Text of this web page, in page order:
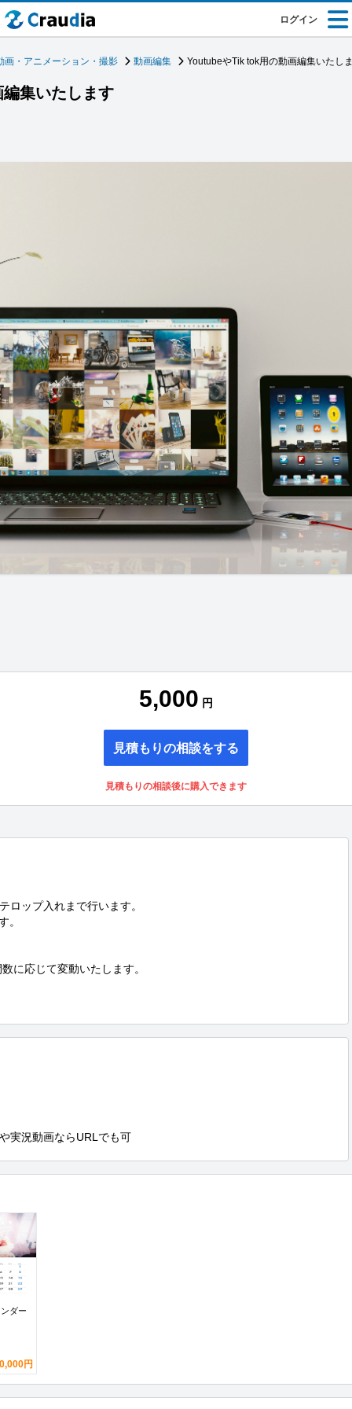
ログイン
画・アニメーション・撮影 動画編集 YoutubeやTik tok用の動画編集いたし
集いたします
5,000 円
見積もりの相談をする
見積もりの相談後に購入できます
ロップ入れまで行います。
。
に応じて変動いたします。
実況動画ならURLでも可
ダー
円